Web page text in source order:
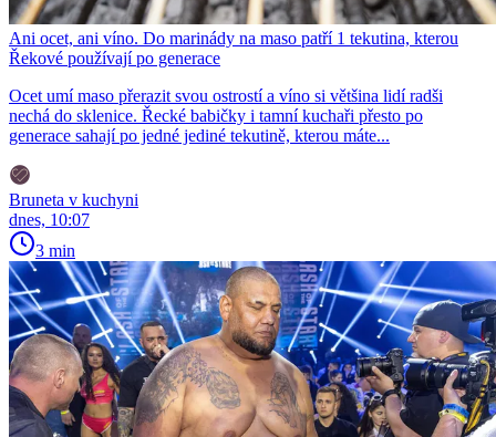
Ani ocet, ani víno. Do marinády na maso patří 1 tekutina, kterou
Řekové používají po generace
Ocet umí maso přerazit svou ostrostí a víno si většina lidí radši
nechá do sklenice. Řecké babičky i tamní kuchaři přesto po
generace sahají po jedné jediné tekutině, kterou máte...
Bruneta v kuchyni
dnes, 10:07
3 min